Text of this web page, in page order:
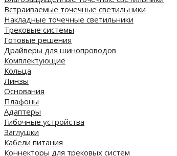
Встраиваемые точечные светильники
Накладные точечные светильники
Трековые системы
Готовые решения
Драйверы для шинопроводов
Комплектующие
Кольца
Линзы
Основания
Плафоны
Адаптеры
Гибочные устройства
Заглушки
Кабели питания
Коннекторы для трековых систем